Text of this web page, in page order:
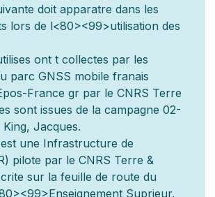
doit apparatre dans les
lors de l<80><99>utilisation des
es ont t collectes par les
parc GNSS mobile franais
France gr par le CNRS Terre
sont issues de la campagne 02-
Jacques.
une Infrastructure de
pilote par le CNRS Terre &
sur la feuille de route du
Suprieur,